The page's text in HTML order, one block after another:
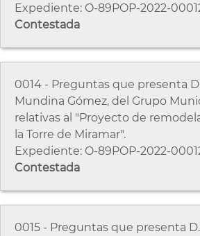
Expediente: O-89POP-2022-
Contestada
0014 - Preguntas que presenta
Mundina Gómez, del Grupo
relativas al "Proyecto de
la Torre de Miramar".
Expediente: O-89POP-2022-
Contestada
0015 - Preguntas que presenta